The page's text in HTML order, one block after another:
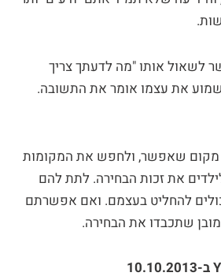
לשאול אותו "מה לדעתך צריך
את עצמו אומר את התשובה.
מקום שאפשר, ולחפש את המקומות
את זכות הבחירה. לתת להם
להחליט בעצמם. ואם אפשרתם
שתכבדו את הבחירה.